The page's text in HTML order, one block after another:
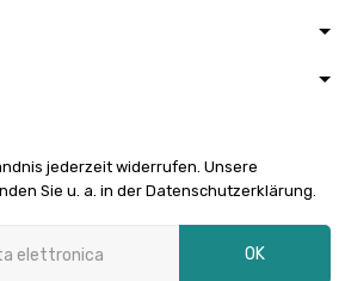
jederzeit widerrufen. Unsere
Sie u. a. in der Datenschutzerklärung.
OK